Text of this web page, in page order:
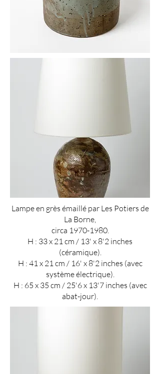
Lampe en grès émaillé par Les Potiers de
La Borne,
circa 1970-1980.
H : 33 x 21 cm / 13' x 8'2 inches
(céramique).
H : 41 x 21 cm / 16' x 8'2 inches (avec
système électrique).
H : 65 x 35 cm / 25'6 x 13'7 inches (avec
abat-jour).